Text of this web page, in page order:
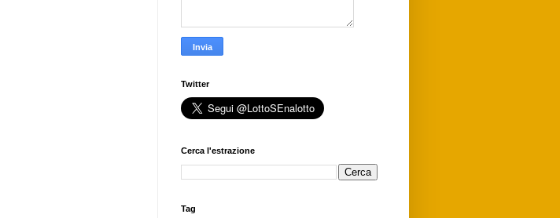
Twitter
Cerca l'estrazione
Tag